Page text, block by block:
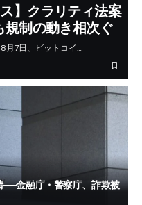
】クラリティ法案
制の動き相次ぐ
月7日、ビットコイ…
金融庁・警察庁、詐欺被